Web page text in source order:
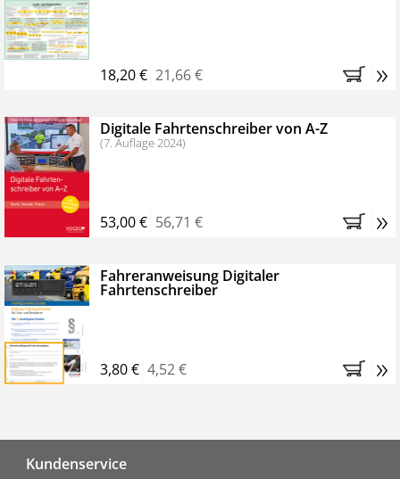
Bestellen Sie jetzt das VerkehrsRundschau Profipaket im
Kennenlern-Abo für zwei Monate (inkl. der derzeitig
Monaten brauchen Sie nichts weiter tun, das
Abonnement endet automatisch, es entstehen keine
weiteren Verpflichtungen.
18,20 € 21,66 € »
Digitale Fahrtenschreiber von A-Z
(7. Auflage 2024)
53,00 € 56,71 € »
Fahreranweisung Digitaler
Fahrtenschreiber
3,80 € 4,52 € »
Kundenservice